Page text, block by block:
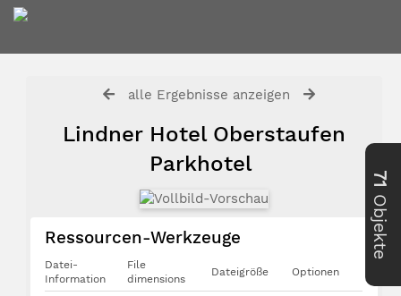
alle Ergebnisse anzeigen
Lindner Hotel Oberstaufen
Parkhotel
Ressourcen-Werkzeuge
Datei-
Information
File
dimensions
Dateigröße Optionen
71
Objekte